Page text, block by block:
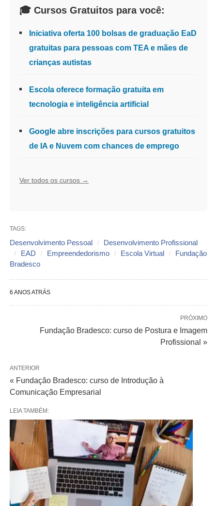
🎓 Cursos Gratuitos para você:
Iniciativa oferta 100 bolsas de graduação EaD
gratuitas para pessoas com TEA e mães de
crianças autistas
Escola oferece formação gratuita em
tecnologia e inteligência artificial
Google abre inscrições para cursos gratuitos
de IA e Nuvem com chances de emprego
Ver todos os cursos →
TAGS:
Desenvolvimento Pessoal
Desenvolvimento Profissional
EAD
Empreendedorismo Escola Virtual
Fundação
Bradesco
6 ANOS ATRÁS
PRÓXIMO
Fundação Bradesco: curso de Postura e Imagem
Profissional »
ANTERIOR
« Fundação Bradesco: curso de Introdução à
Comunicação Empresarial
LEIA TAMBÉM: